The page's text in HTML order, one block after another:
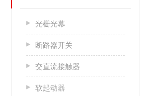
光栅光幕
断路器开关
交直流接触器
软起动器